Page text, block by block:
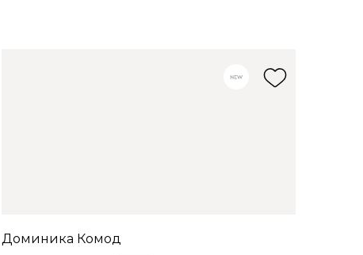
Доминика Комод